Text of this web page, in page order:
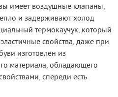
имеет воздушные клапаны,
и задерживают холод
термокаучук, который
свойства, даже при
изготовлен из
материала, обладающего
спереди есть